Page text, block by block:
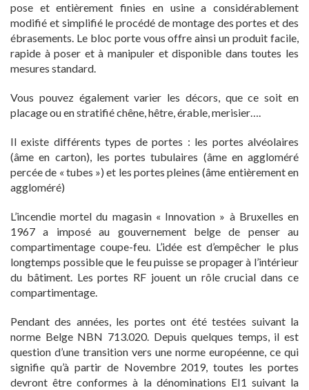
pose et entièrement finies en usine a considérablement
modifié et simplifié le procédé de montage des portes et des
ébrasements. Le bloc porte vous offre ainsi un produit facile,
rapide à poser et à manipuler et disponible dans toutes les
mesures standard.
Vous pouvez également varier les décors, que ce soit en
placage ou en stratifié chêne, hêtre, érable, merisier….
Il existe différents types de portes : les portes alvéolaires
(âme en carton), les portes tubulaires (âme en aggloméré
percée de « tubes ») et les portes pleines (âme entièrement en
aggloméré)
L’incendie mortel du magasin « Innovation » à Bruxelles en
1967 a imposé au gouvernement belge de penser au
compartimentage coupe-feu. L’idée est d’empêcher le plus
longtemps possible que le feu puisse se propager à l’intérieur
du bâtiment. Les portes RF jouent un rôle crucial dans ce
compartimentage.
Pendant des années, les portes ont été testées suivant la
norme Belge NBN 713.020. Depuis quelques temps, il est
question d’une transition vers une norme européenne, ce qui
signifie qu’à partir de Novembre 2019, toutes les portes
devront être conformes à la dénominations EI1 suivant la